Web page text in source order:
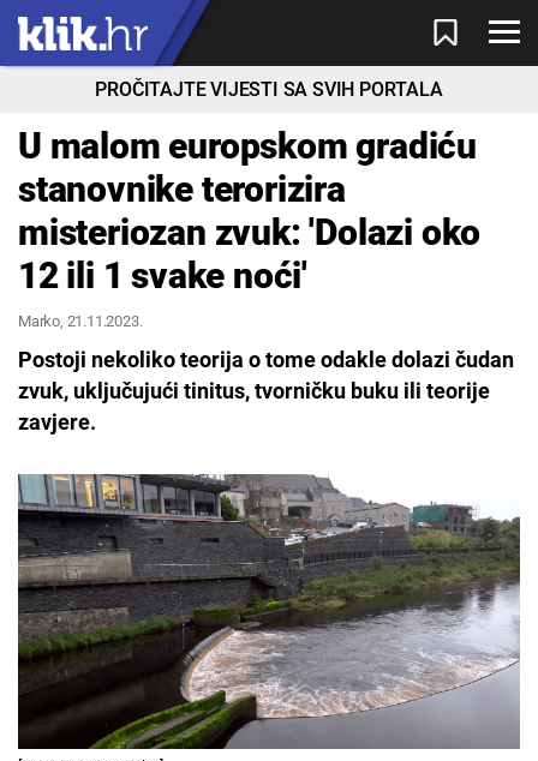
PROČITAJTE VIJESTI SA SVIH PORTALA
U malom europskom gradiću
stanovnike terorizira
misteriozan zvuk: 'Dolazi oko
12 ili 1 svake noći'
Marko, 21.11.2023.
Postoji nekoliko teorija o tome odakle dolazi čudan
zvuk, uključujući tinitus, tvorničku buku ili teorije
zavjere.